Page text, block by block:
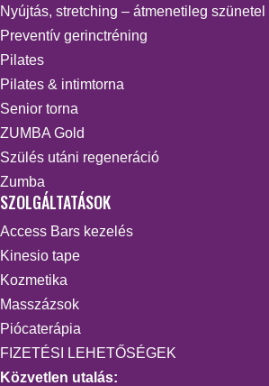
Nyújtás, stretching – átmenetileg szünetel
Preventív gerinctréning
Pilates
Pilates & intimtorna
Senior torna
ZUMBA Gold
Szülés utáni regeneráció
Zumba
SZOLGÁLTATÁSOK
Access Bars kezelés
Kinesio tape
Kozmetika
Masszázsok
Piócaterápia
FIZETÉSI LEHETŐSÉGEK
Közvetlen utalás: